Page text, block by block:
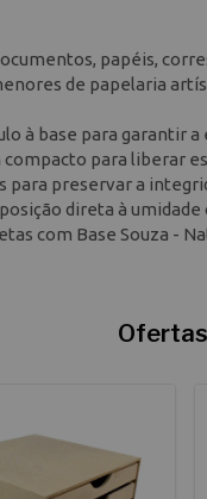
papéis,
de papelaria
à base para garantir
para liberar
preservar a
direta à
com Base Souza -